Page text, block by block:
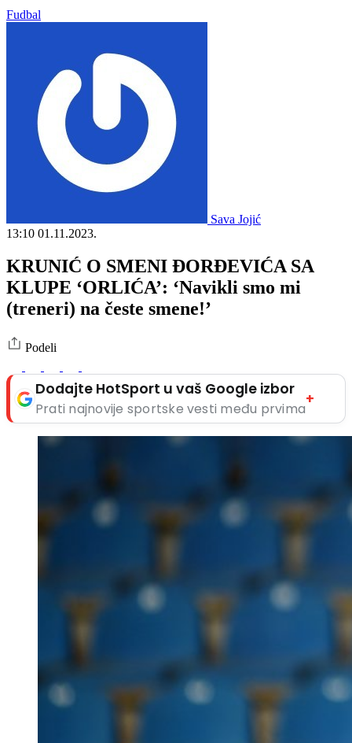
Fudbal
Sava Jojić
13:10 01.11.2023.
KRUNIĆ O SMENI ĐORĐEVIĆA SA
KLUPE ‘ORLIĆA’: ‘Navikli smo mi
(treneri) na česte smene!’
Podeli
Dodajte HotSport u vaš Google izbor
Prati najnovije sportske vesti među prvima
+